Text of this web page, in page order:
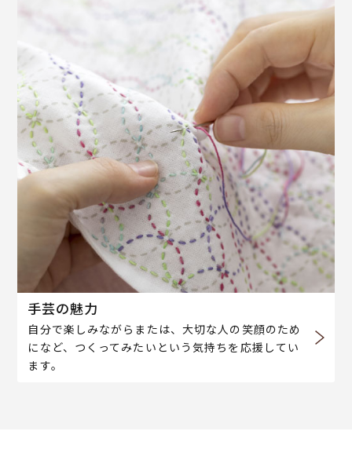
手芸の魅力
自分で楽しみながらまたは、大切な人の笑顔のため
になど、つくってみたいという気持ちを応援してい
ます。